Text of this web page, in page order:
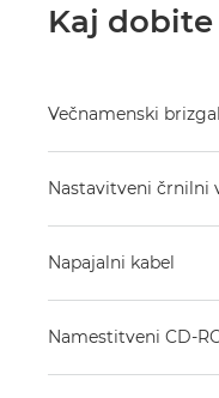
Kaj
Večnamenski
Nastavitveni črnilni
Napajalni kabel
Namestitveni CD-